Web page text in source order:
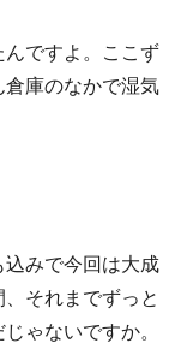
ですよ。ここず
庫のなかで湿気
みで今回は大成
それまでずっと
ゃないですか。